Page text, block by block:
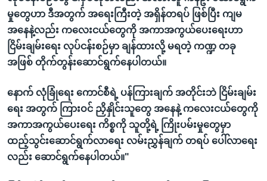
မှုတွေဟာ ဒီအတွက် အရေးကြီးတဲ့ အရှိန်တရပ် ဖြစ်ပြီး ကျမ
အနေနဲ့လည်း ကလေးငယ်တွေကို အကာအကွယ်ပေးရေးဟာ
ငြိမ်းချမ်းရေး လုပ်ငန်းစဉ်မှာ ချန်ထားလို့ မရတဲ့ ကဏ္ဍ တခု
အဖြစ် တိုက်တွန်းဆောင်ရွက်နေပါတယ်။
နောက် လုံခြုံရေး ကောင်စီရဲ့ ပန်ကြားချက် အတိုင်းဘဲ ငြိမ်းချမ်း
ရေး အတွက် ကြားဝင် ညှိနှိုင်းသူတွေ အနေနဲ့ ကလေးငယ်တွေကို
အကာအကွယ်ပေးရေး ကိစ္စကို သူတို့ရဲ့ ကြိုးပမ်းမှုတွေမှာ
ထည့်သွင်းဆောင်ရွက်လာရေး လမ်းညွှန်ချက် တရပ် ပေါ်လာရေး
လည်း ဆောင်ရွက်နေပါတယ်။"